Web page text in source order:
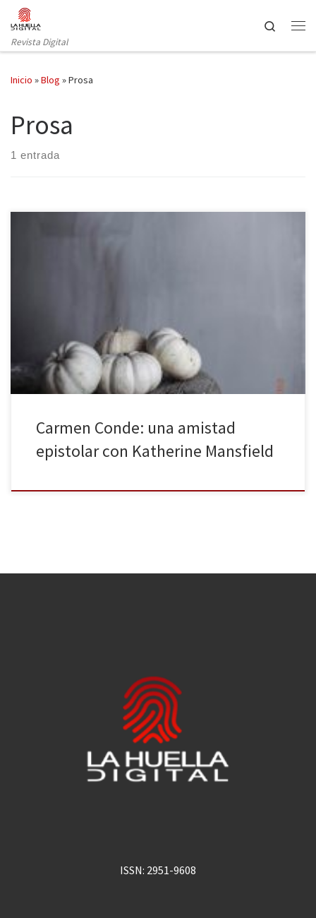
Saltar al contenido
Revista Digital
Search
Inicio »Blog »Prosa
Prosa
1 entrada
llegar a comprenderse a sí mismo o […]
Carmen Conde: una amistad
epistolar con Katherine Mansfield
ISSN: 2951-9608